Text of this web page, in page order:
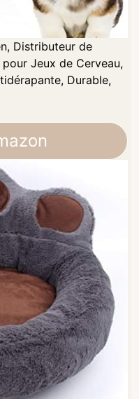
Distributeur de
Jeux de Cerveau,
Durable,